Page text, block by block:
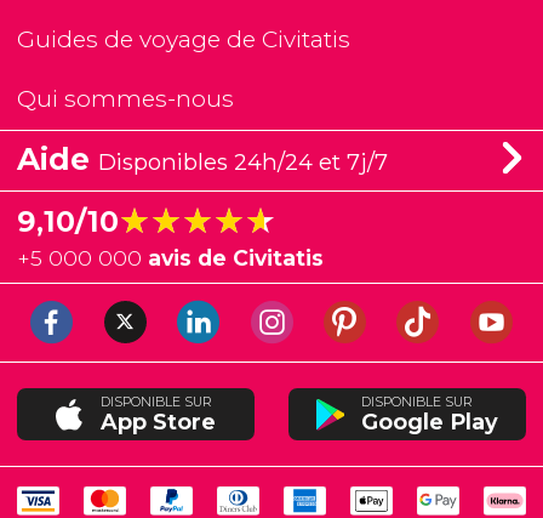
Guides de voyage de Civitatis
Qui sommes-nous
Aide Disponibles 24h/24 et 7j/7
9,10/10★★★★★
★★★★★
+5 000 000 avis de Civitatis
DISPONIBLE SUR
App Store
DISPONIBLE SUR
Google Play